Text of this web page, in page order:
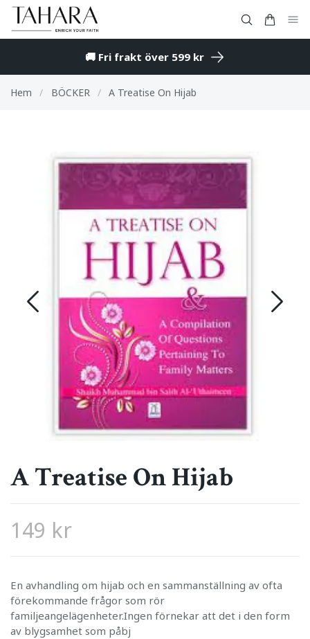
🚚 Fri frakt över 599 kr
Hem / BÖCKER / A Treatise On Hijab
A Treatise On Hijab
149 kr
En avhandling om hijab och en sammanställning av ofta
förekommande frågor som rör
familjeangelägenheter.Ingen förnekar att det i den form
av blygsamhet som påbj